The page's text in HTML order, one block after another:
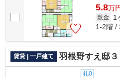
5.8万
敷金 1
1-2階 /
賃貸 | 一戸建て 羽根野すえ邸３
礼0